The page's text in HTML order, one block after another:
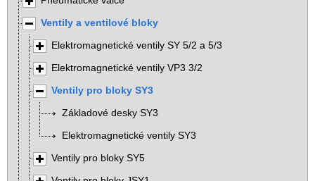
Ventily a ventilové bloky
Elektromagnetické ventily SY 5/2 a 5/3
Elektromagnetické ventily VP3 3/2
Ventily pro bloky SY3
Základové desky SY3
Elektromagnetické ventily SY3
Ventily pro bloky SY5